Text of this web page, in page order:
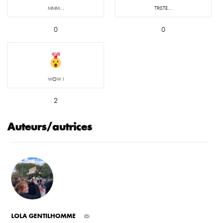
MMM...
0
TRISTE...
0
WOW !
2
Auteurs/autrices
LOLA GENTILHOMME